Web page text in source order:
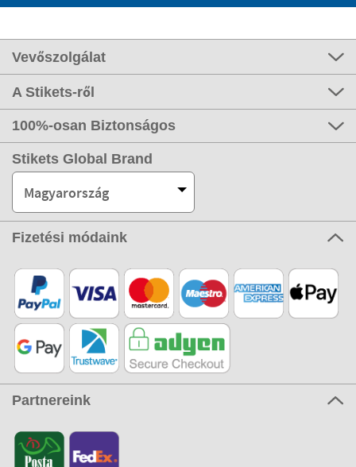
Vevőszolgálat
A Stikets-ről
100%-osan Biztonságos
Stikets Global Brand
Magyarország
Fizetési módaink
Partnereink